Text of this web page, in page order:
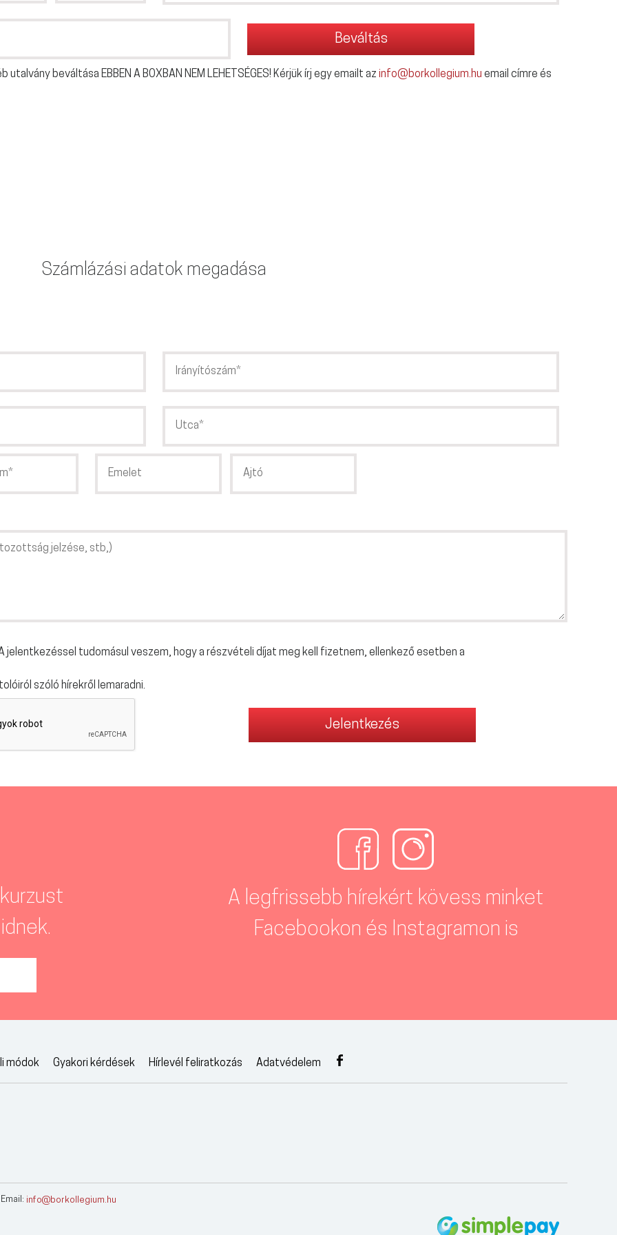
beváltása EBBEN A BOXBAN NEM LEHETSÉGES! Kérjük írj egy emailt az info@borkollegium.hu email címre és
Számlázási adatok megadása
jelentkezéssel tudomásul veszem, hogy a részvételi díjat meg kell fizetnem, ellenkező esetben a
szóló hírekről lemaradni.
A legfrissebb hírekért kövess minket
Facebookon és Instagramon is
módok Gyakori kérdések Hírlevél feliratkozás Adatvédelem
info@borkollegium.hu